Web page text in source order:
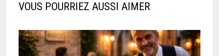
VOUS POURRIEZ AUSSI AIMER